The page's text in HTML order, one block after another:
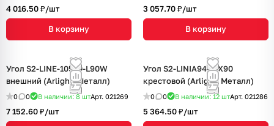
4 016.50 ₽/шт
В корзину
3 057.70 ₽/шт
В корзину
Угол S2-LINE-10570-L90W
внешний (Arlight, Металл)
0 0 В наличии: 8штАрт. 021269
7 152.60 ₽/шт
Угол S2-LINIA94-F-X90
крестовой (Arlight, Металл)
0 0 В наличии: 12 штАрт. 021286
5 364.50 ₽/шт